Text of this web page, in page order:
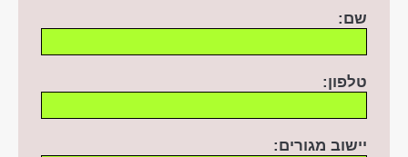
שם:
טלפון:
יישוב מגורים: